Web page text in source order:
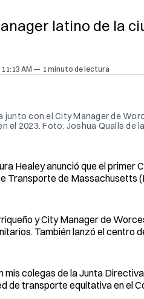
latino de la
11:13 AM 1 minuto de lectura
junto con el City Manager de
el 2023. Foto: Joshua Qualls de
Healey anunció que el
Transporte de Massachusetts
y City Manager de
También lanzó el centro
mis colegas de la Junta
de transporte equitativa en el